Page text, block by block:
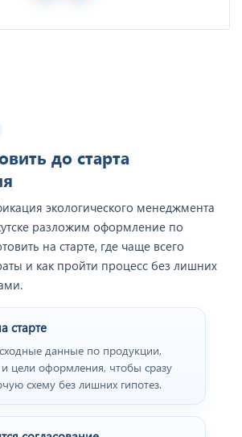
до старта
экологического менеджмента
разложим оформление по
на старте, где чаще всего
и как пройти процесс без лишних
старте
данные по продукции,
цели оформления, чтобы сразу
схему без лишних гипотез.